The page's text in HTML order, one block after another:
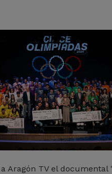
a Aragón TV el documental